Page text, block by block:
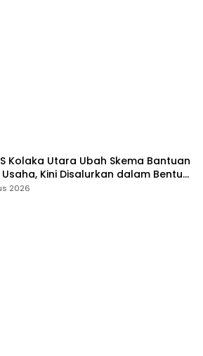
Kolaka Utara Ubah Skema Bantuan
Kini Disalurkan dalam Bentuk
Senilai Rp419,5 Juta
2026